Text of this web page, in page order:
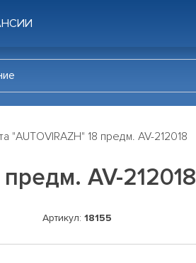
"AUTOVIRAZH" 18 предм. AV-212018
AV-212018
Артикул: 18155